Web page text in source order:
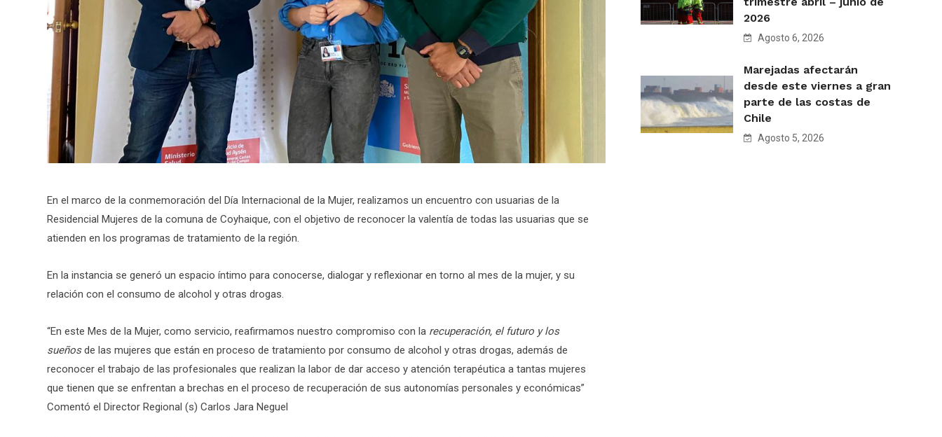
En el marco de la conmemoración del Día Internacional de la Mujer, realizamos un encuentro con usuarias de la
Residencial Mujeres de la comuna de Coyhaique, con el objetivo de reconocer la valentía de todas las usuarias que se
atienden en los programas de tratamiento de la región.
En la instancia se generó un espacio íntimo para conocerse, dialogar y reflexionar en torno al mes de la mujer, y su
relación con el consumo de alcohol y otras drogas.
“En este Mes de la Mujer, como servicio, reafirmamos nuestro compromiso con la recuperación, el futuro y los
sueñosde las mujeres que están en proceso de tratamiento por consumo de alcohol y otras drogas, además de
reconocer el trabajo de las profesionales que realizan la labor de dar acceso y atención terapéutica a tantas mujeres
que tienen que se enfrentan a brechas en el proceso de recuperación de sus autonomías personales y económicas”
Comentó el Director Regional (s) Carlos Jara Neguel
2026
Agosto 6, 2026
Marejadas afectarán
desde este viernes a gran
parte de las costas de
Chile
Agosto 5, 2026